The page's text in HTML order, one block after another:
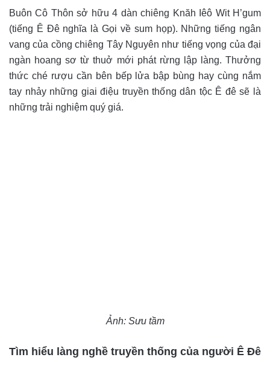
Buôn Cô Thôn sở hữu 4 dàn chiêng Knăh Iêô Wit H’gum
(tiếng Ê Đê nghĩa là Gọi về sum họp). Những tiếng ngân
vang của cồng chiêng Tây Nguyên như tiếng vọng của đại
ngàn hoang sơ từ thuở mới phát rừng lập làng. Thưởng
thức ché rượu cần bên bếp lửa bập bùng hay cùng nắm
tay nhảy những giai điệu truyền thống dân tộc Ê đê sẽ là
những trải nghiệm quý giá.
Ảnh: Sưu tầm
Tìm hiểu làng nghề truyền thống của người Ê Đê